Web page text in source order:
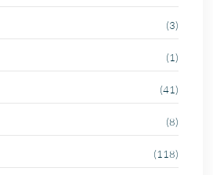
(3)
(1)
(41)
(8)
(118)